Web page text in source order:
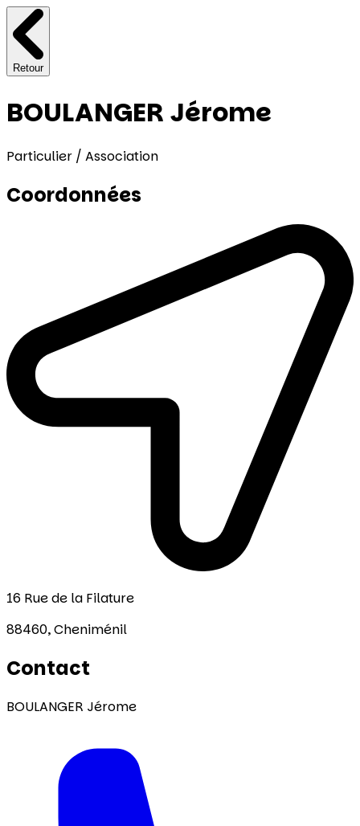
Retour
BOULANGER Jérome
Particulier / Association
Coordonnées
16 Rue de la Filature
88460,Cheniménil
Contact
BOULANGER Jérome